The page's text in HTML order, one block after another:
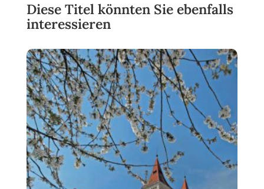
Diese Titel könnten Sie ebenfalls
interessieren